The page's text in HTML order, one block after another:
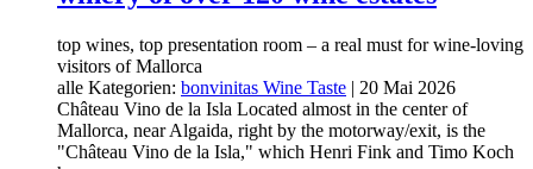
top wines, top presentation room – a real must for wine-loving
visitors of Mallorca
alle Kategorien: bonvinitas Wine Taste | 20 Mai 2026
Château Vino de la Isla Located almost in the center of
Mallorca, near Algaida, right by the motorway/exit, is the
"Château Vino de la Isla," which Henri Fink and Timo Koch